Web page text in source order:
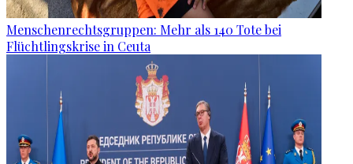
Menschenrechtsgruppen: Mehr als 140 Tote bei
Flüchtlingskrise in Ceuta